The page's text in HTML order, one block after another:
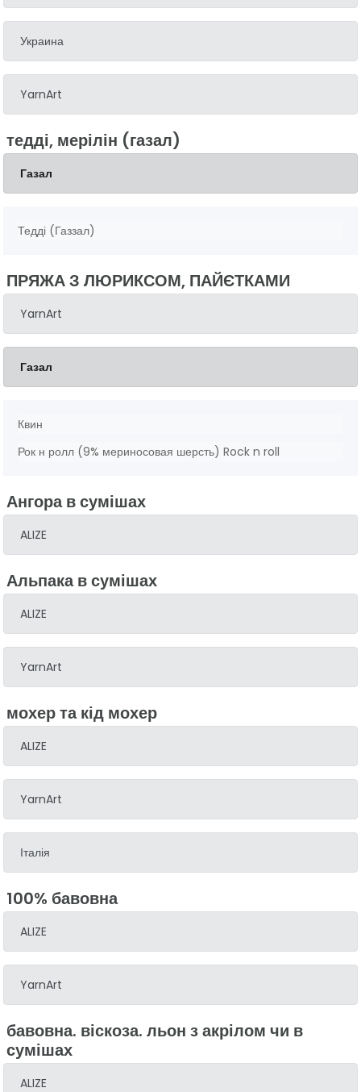
Украина
YarnArt
тедді, мерілін (газал)
Газал
Тедді (Газзал)
ПРЯЖА З ЛЮРИКСОМ, ПАЙЄТКАМИ
YarnArt
Газал
Квин
Рок н ролл (9% мериносовая шерсть) Rock n roll
Ангора в сумішах
ALIZE
Альпака в сумішах
ALIZE
YarnArt
мохер та кід мохер
ALIZE
YarnArt
Італія
100% бавовна
ALIZE
YarnArt
бавовна. віскоза. льон з акрілом чи в
сумішах
ALIZE